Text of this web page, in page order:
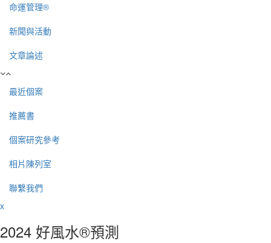
命運管理®
新聞與活動
文章論述
最近個案
推薦書
個案研究參考
相片陳列室
聯繫我們
x
2024 好風水®預測